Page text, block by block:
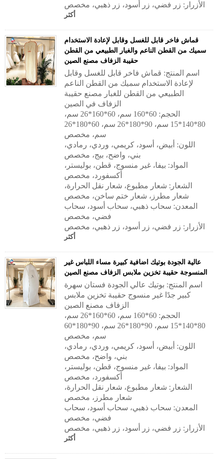
الأزرار: زر فضي، زر أسود، زر ذهبي، مخصص
أكثر
قماش فاخر قابل للغسل وقابل لإعادة الاستخدام
سميك من القطن الناعم والغبار الطبيعي من القطن
حقيبة الزفاف مصنع الصين
اسم المنتج: قماش فاخر قابل للغسل وقابل
لإعادة الاستخدام سميك من القطن الناعم
الطبيعي من القطن للغبار مصنع حقيبة
الزفاف في الصين
الحجم: 60*160 سم، 60*160*26 سم،
80*140*15 سم، 90*180*26 سم، 60*180*26
سم، مخصص
اللون: أبيض، أسود، كريمي، وردي، رمادي،
بني، واضح، بيج، مخصص
المواد: بيفا، غير منسوج، قطن، بوليستر،
أكسفورد، مخصص
الشعار: شعار مطبوع، شعار نقل الحرارة،
شعار مطرز، شعار ختم ساخن، مخصص
المعدن: سحاب ذهبي، سحاب أسود، سحاب
فضي، مخصص
الأزرار: زر فضي، زر أسود، زر ذهبي، مخصص
أكثر
عالية الجودة بوتيك اضافية كبيرة مساء اللباس غير
المنسوجة حقيبة تخزين ملابس الزفاف مصنع الصين
اسم المنتج: بوتيك عالي الجودة فستان سهرة
كبير جدًا غير منسوج حقيبة تخزين ملابس
الزفاف مصنع الصين
الحجم: 60*160 سم، 60*160*26 سم،
80*140*15 سم، 90*180*26 سم، 90*180*60
سم، مخصص
اللون: أبيض، أسود، كريمي، وردي، رمادي،
بني، واضح، مخصص
المواد: بيفا، غير منسوج، قطن، بوليستر،
أكسفورد، مخصص
الشعار: شعار مطبوع، شعار نقل الحرارة،
شعار مطرز، مخصص
المعدن: سحاب ذهبي، سحاب أسود، سحاب
فضي، مخصص
الأزرار: زر فضي، زر أسود، زر ذهبي، مخصص
أكثر